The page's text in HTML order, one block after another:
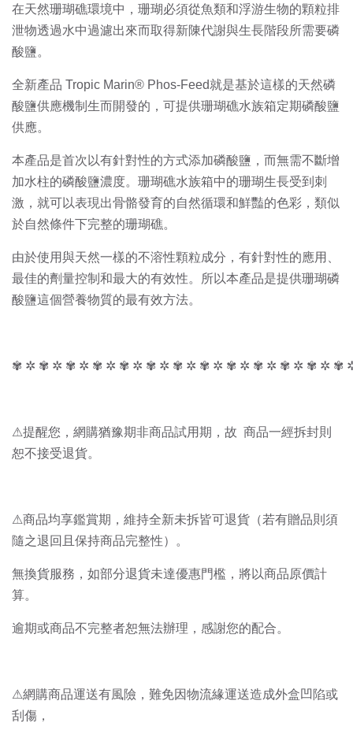
在天然珊瑚礁環境中，珊瑚必須從魚類和浮游生物的顆粒排
泄物透過水中過濾出來而取得新陳代謝與生長階段所需要磷
酸鹽。
全新產品 Tropic Marin® Phos-Feed就是基於這樣的天然磷
酸鹽供應機制生而開發的，可提供珊瑚礁水族箱定期磷酸鹽
供應。
本產品是首次以有針對性的方式添加磷酸鹽，而無需不斷增
加水柱的磷酸鹽濃度。珊瑚礁水族箱中的珊瑚生長受到刺
激，就可以表現出骨骼發育的自然循環和鮮豔的色彩，類似
於自然條件下完整的珊瑚礁。
由於使用與天然一樣的不溶性顆粒成分，有針對性的應用、
最佳的劑量控制和最大的有效性。所以本產品是提供珊瑚磷
酸鹽這個營養物質的最有效方法。
✾ ✲ ✾ ✲ ✾ ✲ ✾ ✲ ✾ ✲ ✾ ✲ ✾ ✲ ✾ ✲ ✾ ✲ ✾ ✲ ✾ ✲ ✾ ✲ ✾
⚠提醒您，網購猶豫期非商品試用期，故 商品一經拆封則
恕不接受退貨。
⚠商品均享鑑賞期，維持全新未拆皆可退貨（若有贈品則須
隨之退回且保持商品完整性）。
無換貨服務，如部分退貨未達優惠門檻，將以商品原價計
算。
逾期或商品不完整者恕無法辦理，感謝您的配合。
⚠網購商品運送有風險，難免因物流緣運送造成外盒凹陷或
刮傷，